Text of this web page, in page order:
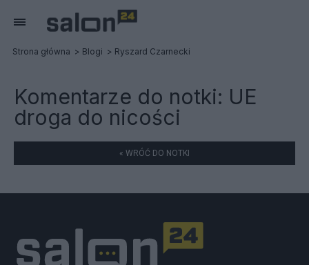
Strona główna Blogi Ryszard Czarnecki
Komentarze do notki: UE
droga do nicości
« WRÓĆ DO NOTKI